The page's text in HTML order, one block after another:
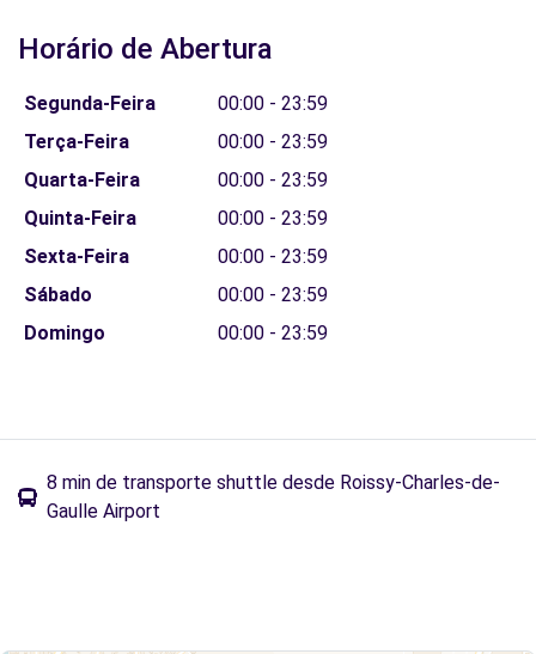
Horário de Abertura
Segunda-Feira
00:00 - 23:59
Terça-Feira
00:00 - 23:59
Quarta-Feira
00:00 - 23:59
Quinta-Feira
00:00 - 23:59
Sexta-Feira
00:00 - 23:59
Sábado
00:00 - 23:59
Domingo
00:00 - 23:59
8 min de transporte shuttle desde Roissy-Charles-de-
Gaulle Airport